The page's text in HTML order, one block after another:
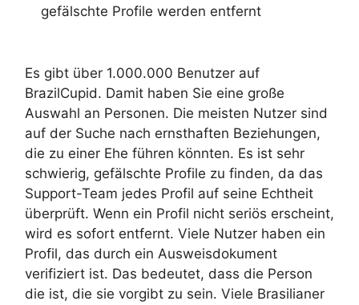
gefälschte Profile werden entfernt
Es gibt über 1.000.000 Benutzer auf
BrazilCupid. Damit haben Sie eine große
Auswahl an Personen. Die meisten Nutzer sind
auf der Suche nach ernsthaften Beziehungen,
die zu einer Ehe führen könnten. Es ist sehr
schwierig, gefälschte Profile zu finden, da das
Support-Team jedes Profil auf seine Echtheit
überprüft. Wenn ein Profil nicht seriös erscheint,
wird es sofort entfernt. Viele Nutzer haben ein
Profil, das durch ein Ausweisdokument
verifiziert ist. Das bedeutet, dass die Person
die ist, die sie vorgibt zu sein. Viele Brasilianer